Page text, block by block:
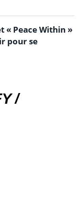
« Peace Within »
pour se
/